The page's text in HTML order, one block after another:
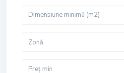
Zonă